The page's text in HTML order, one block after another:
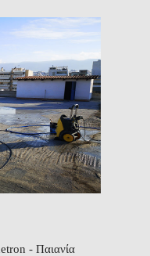
- Παιανία